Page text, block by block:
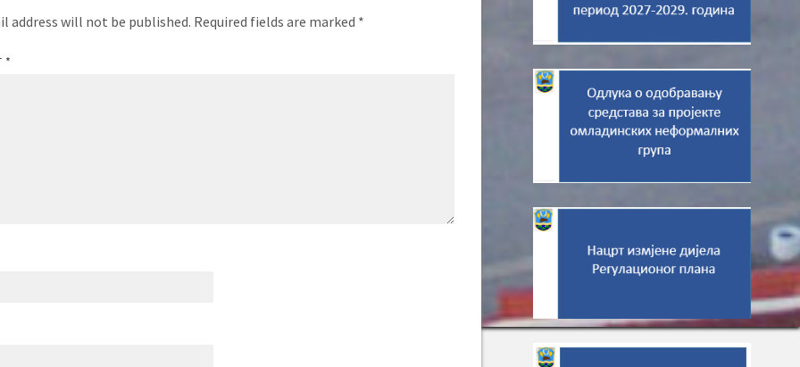
address will not be published. Required fields are marked *
*